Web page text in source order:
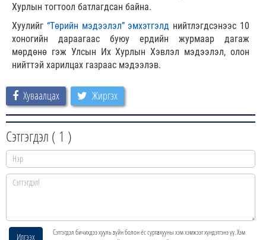
Хурлын тогтоол батлагдсан байна.
Хуулийг “Төрийн мэдээлэл” эмхэтгэлд нийтлэгдсэнээс 10
хоногийн дараагаас буюу ердийн журмаар дагаж
мөрдөнө гэж Улсын Их Хурлын Хэвлэл мэдээлэл, олон
нийттэй харилцах газраас мэдээлэв.
Хуваалцах Жиргэх
Сэтгэгдэл ( 1 )
Илгээх
Сэтгэгдэл бичихдээ хууль зүйн болон ёс суртахууны хэм хэмжээг хүндэтгэнэ үү. Хэм